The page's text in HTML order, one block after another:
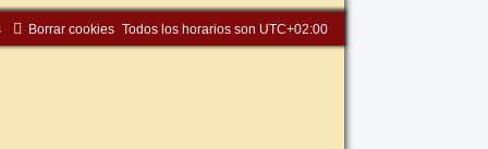
Todos los horarios son UTC+02:00
Borrar cookies